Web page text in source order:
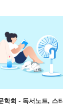
학회 - 독서노트, 스티